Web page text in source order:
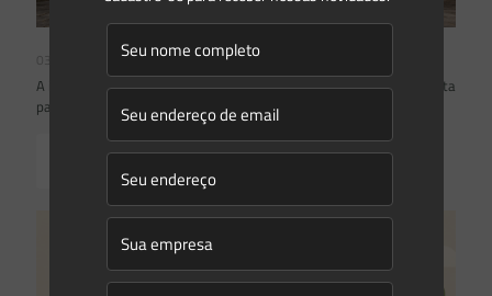
A inclusão de imóvel em inventário de patrimônio cultural não basta
para impor restrições ao direito de propriedade:
Read more